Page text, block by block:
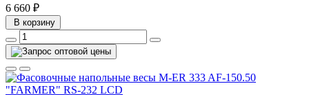
6 660 ₽
В корзину